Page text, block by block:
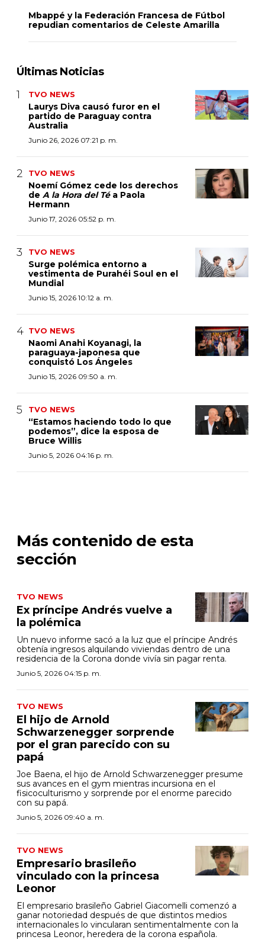
Mbappé y la Federación Francesa de Fútbol
repudian comentarios de Celeste Amarilla
Últimas Noticias
TVO NEWS
Laurys Diva causó furor en el
partido de Paraguay contra
Australia
Junio 26, 2026 07:21 p. m.
TVO NEWS
Noemí Gómez cede los derechos
de A la Hora del Té a Paola
Hermann
Junio 17, 2026 05:52 p. m.
TVO NEWS
Surge polémica entorno a
vestimenta de Purahéi Soul en el
Mundial
Junio 15, 2026 10:12 a. m.
TVO NEWS
Naomi Anahi Koyanagi, la
paraguaya-japonesa que
conquistó Los Ángeles
Junio 15, 2026 09:50 a. m.
TVO NEWS
“Estamos haciendo todo lo que
podemos”, dice la esposa de
Bruce Willis
Junio 5, 2026 04:16 p. m.
Más contenido de esta
sección
TVO NEWS
Ex príncipe Andrés vuelve a
la polémica
Un nuevo informe sacó a la luz que el príncipe Andrés
obtenía ingresos alquilando viviendas dentro de una
residencia de la Corona donde vivía sin pagar renta.
Junio 5, 2026 04:15 p. m.
TVO NEWS
El hijo de Arnold
Schwarzenegger sorprende
por el gran parecido con su
papá
Joe Baena, el hijo de Arnold Schwarzenegger presume
sus avances en el gym mientras incursiona en el
fisicoculturismo y sorprende por el enorme parecido
con su papá.
Junio 5, 2026 09:40 a. m.
TVO NEWS
Empresario brasileño
vinculado con la princesa
Leonor
El empresario brasileño Gabriel Giacomelli comenzó a
ganar notoriedad después de que distintos medios
internacionales lo vincularan sentimentalmente con la
princesa Leonor, heredera de la corona española.